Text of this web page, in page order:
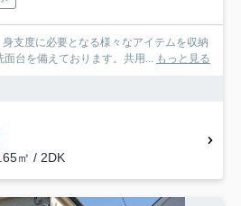
支度に必要となる様々なアイテムを収納
台を備えております。共用... もっと見る
㎡ / 2DK